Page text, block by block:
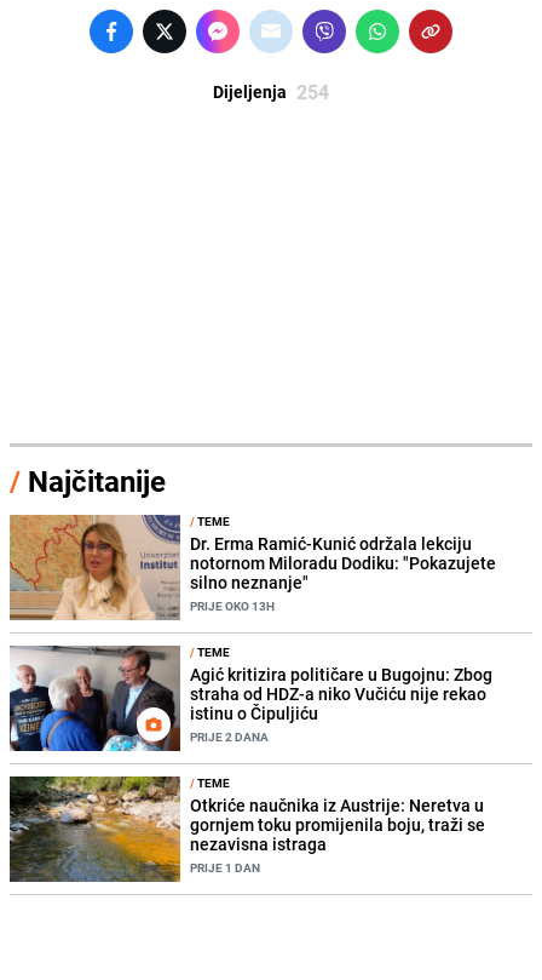
Dijeljenja 254
/ Najčitanije
/TEME
Dr. Erma Ramić-Kunić održala lekciju
notornom Miloradu Dodiku: "Pokazujete
silno neznanje"
PRIJE OKO 13H
/TEME
Agić kritizira političare u Bugojnu: Zbog
straha od HDZ-a niko Vučiću nije rekao
istinu o Čipuljiću
PRIJE 2 DANA
/TEME
Otkriće naučnika iz Austrije: Neretva u
gornjem toku promijenila boju, traži se
nezavisna istraga
PRIJE 1 DAN